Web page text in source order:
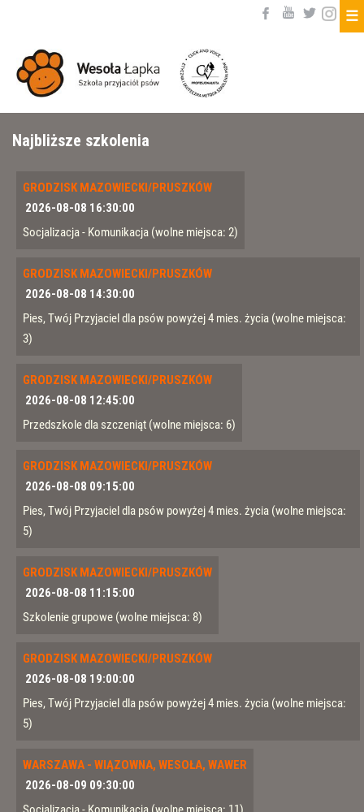
☰
Najbliższe szkolenia
GRODZISK MAZOWIECKI/PRUSZKÓW
2026-08-08 16:30:00
Socjalizacja - Komunikacja (wolne miejsca: 2)
GRODZISK MAZOWIECKI/PRUSZKÓW
2026-08-08 14:30:00
Pies, Twój Przyjaciel dla psów powyżej 4 mies. życia (wolne miejsca:
3)
GRODZISK MAZOWIECKI/PRUSZKÓW
2026-08-08 12:45:00
Przedszkole dla szczeniąt (wolne miejsca: 6)
GRODZISK MAZOWIECKI/PRUSZKÓW
2026-08-08 09:15:00
Pies, Twój Przyjaciel dla psów powyżej 4 mies. życia (wolne miejsca:
5)
GRODZISK MAZOWIECKI/PRUSZKÓW
2026-08-08 11:15:00
Szkolenie grupowe (wolne miejsca: 8)
GRODZISK MAZOWIECKI/PRUSZKÓW
2026-08-08 19:00:00
Pies, Twój Przyjaciel dla psów powyżej 4 mies. życia (wolne miejsca:
5)
WARSZAWA - WIĄZOWNA, WESOŁA, WAWER
2026-08-09 09:30:00